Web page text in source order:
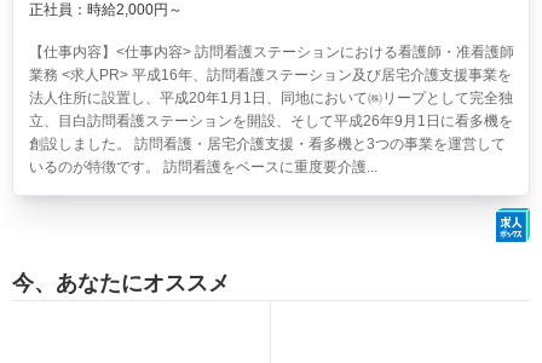
正社員：時給2,000円～
【仕事内容】<仕事内容> 訪問看護ステーションにおける看護師・准看護師
業務 <求人PR> 平成16年、訪問看護ステーション及び居宅介護支援事業を
法人住所に設置し、平成20年1月1日、同地において㈱リープとして完全独
立、目白訪問看護ステーションを開設、そして平成26年9月1日に看多機を
創設しました。 訪問看護・居宅介護支援・看多機と3つの事業を運営して
いるのが特徴です。 訪問看護をベースに重度要介護...
今、あなたにオススメ